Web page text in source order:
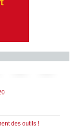
des outils !